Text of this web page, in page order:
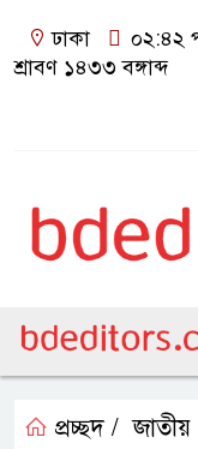
ঢাকা
০২:৪২
শ্রাবণ ১৪৩৩ বঙ্গাব্দ
প্রচ্ছদ / জাতীয়